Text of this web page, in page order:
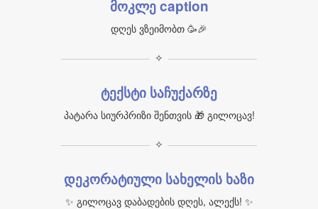
მოკლე caption
დღეს ვზეიმობთ 🥳🎉
✧
ტექსტი საჩუქარზე
პატარა სიურპრიზი შენთვის 🎁 გილოცავ!
✧
დეკორატიული სახელის ხაზი
✨ გილოცავ დაბადების დღეს, ალექს! ✨